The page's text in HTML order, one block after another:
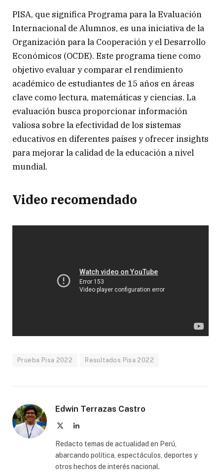
PISA, que significa Programa para la Evaluación
Internacional de Alumnos, es una iniciativa de la
Organización para la Cooperación y el Desarrollo
Económicos (OCDE). Este programa tiene como
objetivo evaluar y comparar el rendimiento
académico de estudiantes de 15 años en áreas
clave como lectura, matemáticas y ciencias. La
evaluación busca proporcionar información
valiosa sobre la efectividad de los sistemas
educativos en diferentes países y ofrecer insights
para mejorar la calidad de la educación a nivel
mundial.
Video recomendado
Prueba Pisa 2022 Resultados Pisa 2022
Edwin Terrazas Castro
LinkedIn
Redacto temas de actualidad en Perú,
abarcando política, espectáculos, deportes y
otros hechos de interés nacional.